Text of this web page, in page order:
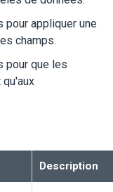
pour appliquer une
champs.
pour que les
Description